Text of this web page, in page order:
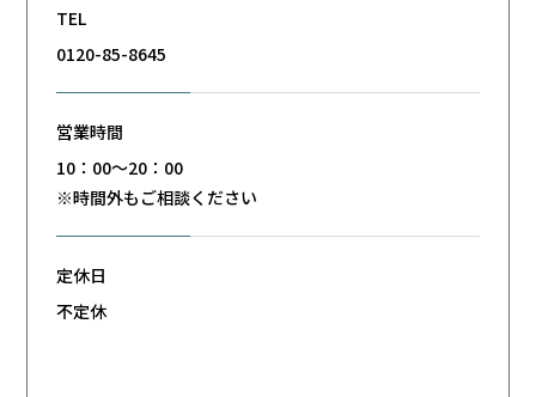
TEL
0120-85-8645
営業時間
10：00～20：00
※時間外もご相談ください
定休日
不定休